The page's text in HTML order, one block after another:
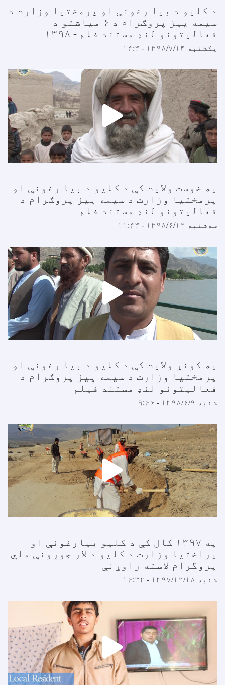
د کلیو د بیا رغونې او پرمختیا وزارت د
سیمه ییز پروګرام د ۶ میاشتو د
فعالیتونو لنډ مستند فلم - ۱۳۹۸
یکشنبه ۱۳۹۸/۷/۱۴ - ۱۴:۳
په خوست ولایت کې د کلیو د بیا رغونې او
پرمختیا وزارت د سیمه ییز پروګرام د
فعالیتونو لنډ مستند فلم
سه‌شنبه ۱۳۹۸/۶/۱۲ - ۱۱:۴۳
په کونړ ولایت کې د کلیو د بیا رغونې او
پرمختیا وزارت د سیمه ییز پروګرام د
فعالیتونو لنډ مستند فیلم
شنبه ۱۳۹۸/۶/۹ - ۹:۴۶
په ۱۳۹۷ کال کې د کلیو بیارغونې او
پراختیا وزارت د کلیو د لار جوړونې ملي
پروگرام لاسته راوړنې
شنبه ۱۳۹۷/۱۲/۱۸ - ۱۴:۳۲